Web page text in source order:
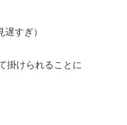
すぎ）
掛けられることに